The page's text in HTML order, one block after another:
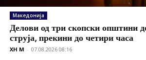
Македонија
Делови од три скопски општини
струја, прекини до четири часа
XH M - 07.08.2026 08:16